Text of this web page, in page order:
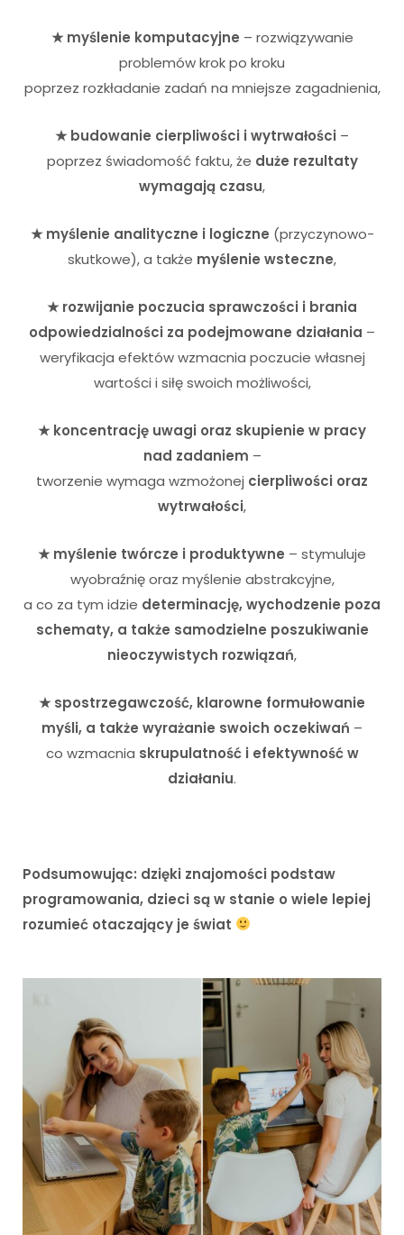
★ myślenie komputacyjne – rozwiązywanie
problemów krok po kroku
poprzez rozkładanie zadań na mniejsze zagadnienia,
★ budowanie cierpliwości i wytrwałości –
poprzez świadomość faktu, że duże rezultaty
wymagają czasu,
★ myślenie analityczne i logiczne (przyczynowo-
skutkowe), a także myślenie wsteczne,
★ rozwijanie poczucia sprawczości i brania
odpowiedzialności za podejmowane działania –
weryfikacja efektów wzmacnia poczucie własnej
wartości i siłę swoich możliwości,
★ koncentrację uwagi oraz skupienie w pracy
nad zadaniem –
tworzenie wymaga wzmożonej cierpliwości oraz
wytrwałości,
★ myślenie twórcze i produktywne – stymuluje
wyobraźnię oraz myślenie abstrakcyjne,
a co za tym idzie determinację, wychodzenie poza
schematy, a także samodzielne poszukiwanie
nieoczywistych rozwiązań,
★ spostrzegawczość, klarowne formułowanie
myśli, a także wyrażanie swoich oczekiwań –
co wzmacnia skrupulatność i efektywność w
działaniu.
Podsumowując: dzięki znajomości podstaw
programowania, dzieci są w stanie o wiele lepiej
rozumieć otaczający je świat